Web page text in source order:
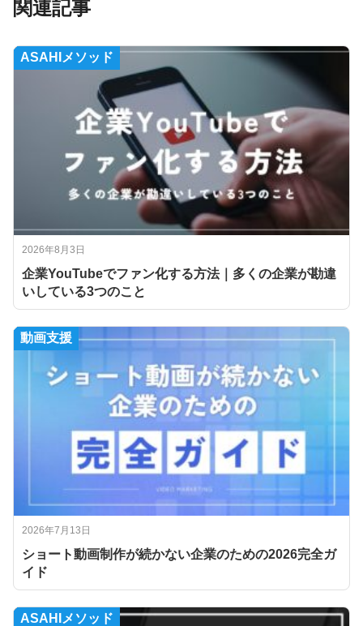
関連記事
ASAHIメソッド
2026年8月3日
企業YouTubeでファン化する方法｜多くの企業が勘違
いしている3つのこと
動画支援
2026年7月13日
ショート動画制作が続かない企業のための2026完全ガ
イド
ASAHIメソッド